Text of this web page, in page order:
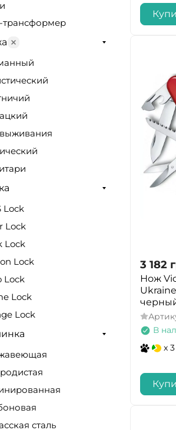
Utility
Camp
Brothers
трансформер
по дереву
грибов
Lock
Lock
Lock
Lock
Lock
Lock
Lock
Stopper
сталь
3 182
Нож
В
x